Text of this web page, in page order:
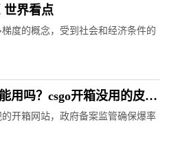
世界看点
度的概念，受到社会和经济条件的
用吗？csgo开箱没用的皮肤
开箱网站，政府备案监管确保爆率